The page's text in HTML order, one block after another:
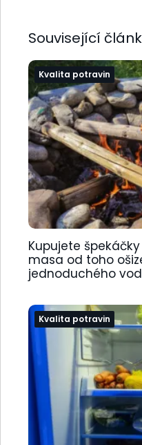
Související
Kvalita potravin
Kupujete
masa od toho
jednoduchého
Kvalita potravin